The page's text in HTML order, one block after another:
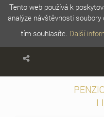
Tento web používá k
analýze návštěvnosti
tím souhlasíte. Další